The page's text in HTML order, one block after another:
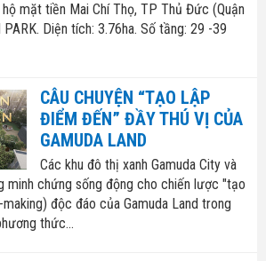
mặt tiền Mai Chí Thọ, TP Thủ Đức (Quận
PARK. Diện tích: 3.76ha. Số tầng: 29 -39
CÂU CHUYỆN “TẠO LẬP
ĐIỂM ĐẾN” ĐẦY THÚ VỊ CỦA
GAMUDA LAND
Các khu đô thị xanh Gamuda City và
minh chứng sống động cho chiến lược "tạo
độc đáo của Gamuda Land trong
thức...